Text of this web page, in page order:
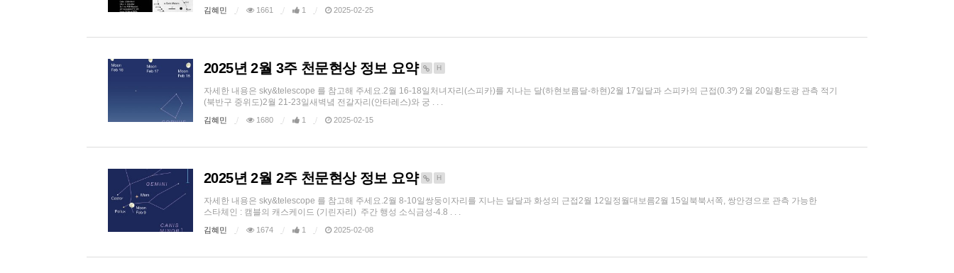
김혜민 1661 1 2025-02-25
2025년 2월 3주 천문현상 정보 요약 H
자세한 내용은 sky&telescope 를 참고해 주세요.2월 16-18일처녀자리(스피카)를 지나는 달(하현보름달-하현)2월 17일달과 스피카의 근접(0.3º) 2월 20일황도광 관측 적기
(북반구 중위도)2월 21-23일새벽녘 전갈자리(안타레스)와 궁 . . .
김혜민 1680 1 2025-02-15
2025년 2월 2주 천문현상 정보 요약 H
자세한 내용은 sky&telescope 를 참고해 주세요.2월 8-10일쌍둥이자리를 지나는 달달과 화성의 근접2월 12일정월대보름2월 15일북북서쪽, 쌍안경으로 관측 가능한
스타체인 : 캠블의 캐스케이드 (기린자리) 주간 행성 소식금성-4.8 . . .
김혜민 1674 1 2025-02-08